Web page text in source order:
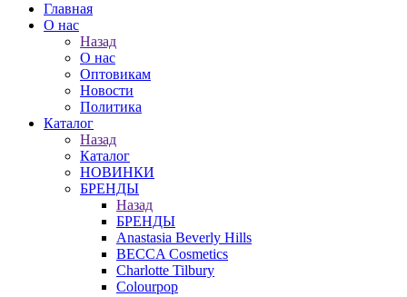
Главная
О нас
Назад
О нас
Оптовикам
Новости
Политика
Каталог
Назад
Каталог
НОВИНКИ
БРЕНДЫ
Назад
БРЕНДЫ
Anastasia Beverly Hills
BECCA Cosmetics
Charlotte Tilbury
Colourpop